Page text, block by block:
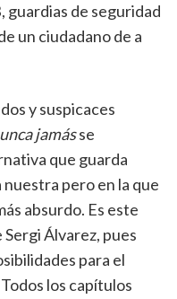
guardias de seguridad
un ciudadano de a
y suspicaces
jamásse
que guarda
pero en la que
absurdo. Es este
Álvarez, pues
para el
los capítulos